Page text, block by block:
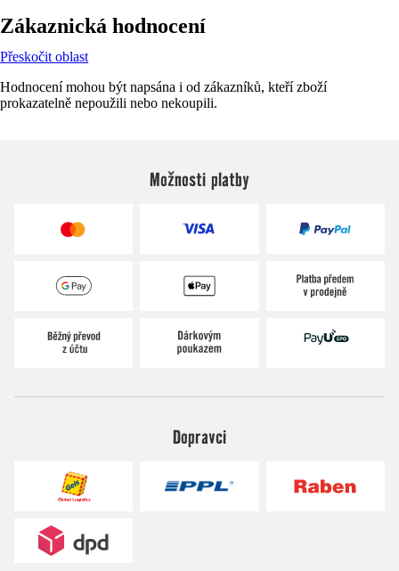
Zákaznická hodnocení
Přeskočit oblast
Hodnocení mohou být napsána i od zákazníků, kteří zboží
prokazatelně nepoužili nebo nekoupili.
Možnosti platby
Dopravci